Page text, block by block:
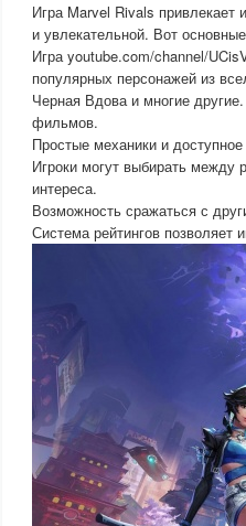
Игра Marvel Rivals привлекает
и увлекательной. Вот
Игра youtube.com/channel/
популярных персонажей из
Черная Вдова и многие
фильмов.
Простые механики и
Игроки могут выбирать между
интереса.
Возможность сражаться с
Система рейтингов позволяет